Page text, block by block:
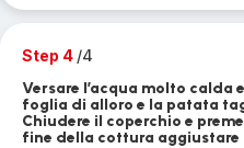
Step 4 /4
Versare l’acqua molto calda
foglia di alloro e la patata
Chiudere il coperchio e
fine della cottura aggiustare